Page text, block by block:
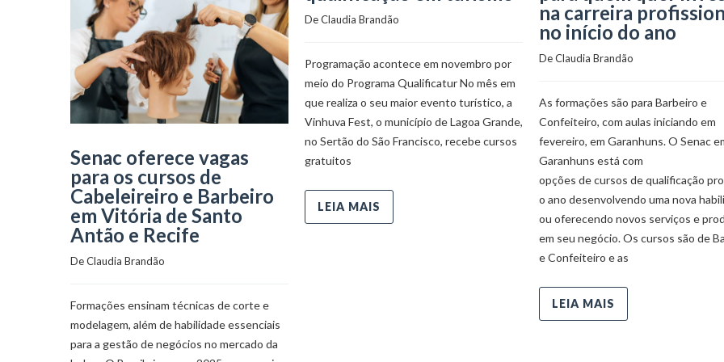
Senac oferece vagas
para os cursos de
Cabeleireiro e Barbeiro
em Vitória de Santo
Antão e Recife
De Claudia Brandão
Formações ensinam técnicas de corte e
modelagem, além de habilidade essenciais
para a gestão de negócios no mercado da
De Claudia Brandão
Programação acontece em novembro por
meio do Programa Qualificatur No mês em
que realiza o seu maior evento turístico, a
Vinhuva Fest, o município de Lagoa Grande,
no Sertão do São Francisco, recebe cursos
gratuitos
LEIA MAIS
na carreira
no início do ano
De Claudia Brandão
As formações são para Barbeiro e
Confeiteiro, com aulas iniciando em
fevereiro, em Garanhuns. O Senac
Garanhuns está com
opções de cursos de qualificação
o ano desenvolvendo uma nova
ou oferecendo novos serviços e
em seu negócio. Os cursos são de
e Confeiteiro e as
LEIA MAIS